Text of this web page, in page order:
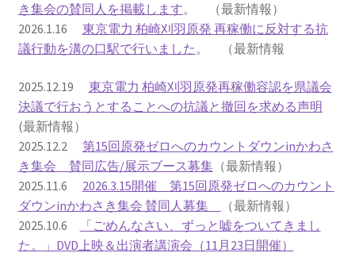
2023.1.19 東電旧経営陣、二審も無罪 民事裁判で認
めた「長期評価」を否定
り
原子力規制委員会「原発60年超運転」正式決定先送
りからわずか5日で、多数決決定
「原発６０年超へ」閣議決定
書籍
き集会の賛同人を掲載します。 （最新情報）
2026.1.16 東京電力 柏崎刈羽原発 再稼働に反対する抗
議行動を溝の口駅で行いました。 （最新情報
2025.12.19 東京電力 柏崎刈羽原発再稼働容認を県議会
決議で行おうとすることへの抗議と撤回を求める声明
(最新情報）
2025.12.2 第15回原発ゼロへのカウントダウンinかわさ
き集会 賛同広告/展示ブース募集（最新情報）
2025.11.6 2026.3.15開催 第15回原発ゼロへのカウント
ダウンinかわさき集会 賛同人募集
（最新情報）
2025.10.6
「ごめんなさい、ずっと嘘をついてきまし
た。」DVD上映＆出演者講演会（11月23日開催）